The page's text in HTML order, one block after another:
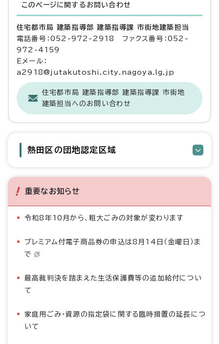
このページに関する お問い合わせ
住宅都市局 建築指導部 建築指導課 市街地建築担当
電話番号：052-972-2918 ファクス番号：052-
972-4159
Eメール：
a2918@jutakutoshi.city.nagoya.lg.jp
住宅都市局 建築指導部 建築指導課 市街地
建築担当へのお問い合わせ
熱田区の団地認定区域
重要なお知らせ
令和8年10月から、粗大ごみの対象が変わります
プレミアム付電子商品券の申込は8月14日（金曜日）ま
で
最高裁判決を踏まえた生活保護費等の追加給付につい
て
家庭用ごみ・資源の指定袋に関する臨時措置の延長につ
いて